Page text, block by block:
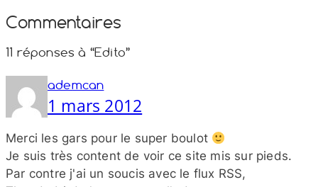
Commentaires
11 réponses à “Edito”
ademcan
1 mars 2012
Merci les gars pour le super boulot
Je suis très content de voir ce site mis sur pieds.
Par contre j'ai un soucis avec le flux RSS,